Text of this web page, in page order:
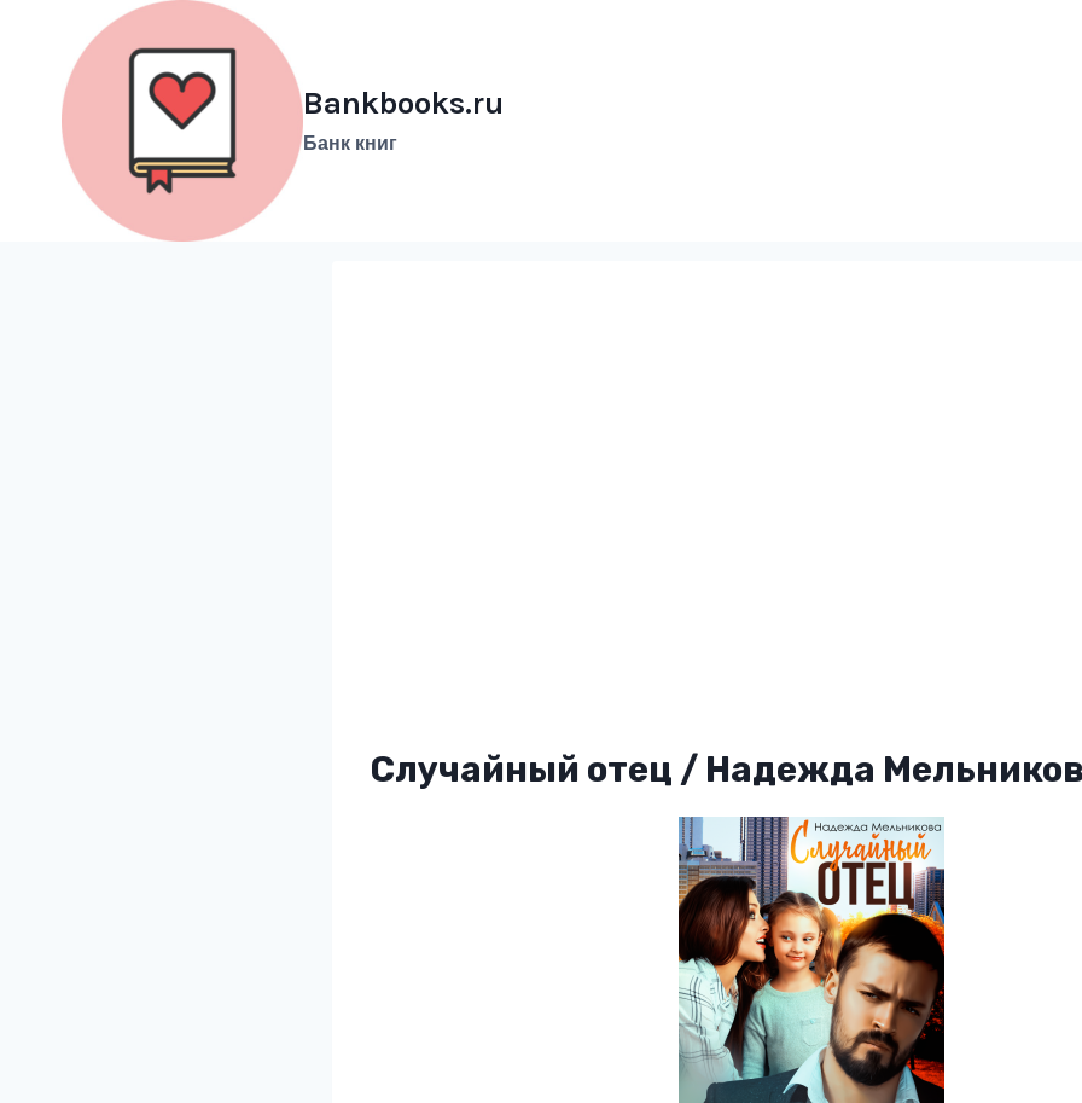
содержимому
Bankbooks.ru
Банк книг
Случайный отец / Надежда